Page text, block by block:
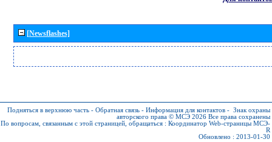
[Newsflashes]
Подняться в верхнюю часть - Обратная связь - Информация для контактов - Знак охраны
авторского права © МСЭ 2026 Все права сохранены
По вопросам, связанным с этой страницей, обращаться : Координатор Web-страницы МСЭ-
R
Обновлено : 2013-01-30